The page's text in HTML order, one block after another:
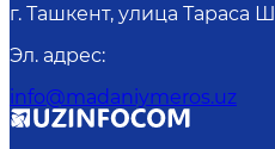
г. Ташкент, улица Тараса
Эл. адрес:
info@madaniymeros.uz